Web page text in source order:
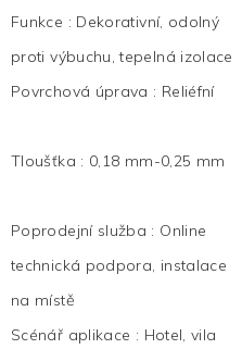
Funkce : Dekorativní, odolný
proti výbuchu, tepelná izolace
Povrchová úprava : Reliéfní
Tloušťka : 0,18 mm-0,25 mm
Poprodejní služba : Online
technická podpora, instalace
na místě
Scénář aplikace : Hotel, vila